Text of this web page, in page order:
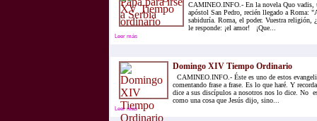
CAMINEO.INFO.- En la novela Quo vadis,
apóstol San Pedro, recién llegado a Roma:
sabiduría. Roma, el poder. Vuestra religión,
le responde: ¡el amor! ¡Que...
Leer más
Domingo XIV Tiempo Ordinario
CAMINEO.INFO.- Éste es uno de estos
comentando frase a frase. Es lo que haré. Y
dice a sus discípulos a nosotros nos lo dice. No
como una cosa que Jesús dijo, sino...
Leer más